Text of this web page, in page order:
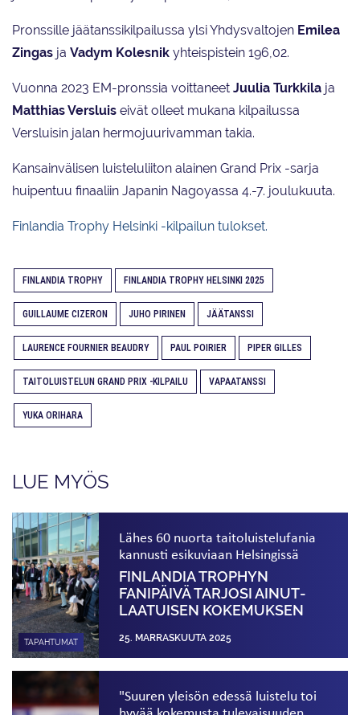
Pronssille jäätanssikilpailussa ylsi Yhdysvaltojen Emilea
Zingas ja Vadym Kolesnik yhteispistein 196,02.
Vuonna 2023 EM-pronssia voittaneet Juulia Turkkila ja
Matthias Versluis eivät olleet mukana kilpailussa
Versluisin jalan hermojuurivamman takia.
Kansainvälisen luisteluliiton alainen Grand Prix -sarja
huipentuu finaaliin Japanin Nagoyassa 4.-7. joulukuuta.
Finlandia Trophy Helsinki -kilpailun tulokset.
FINLANDIA TROPHY FINLANDIA TROPHY HELSINKI 2025
GUILLAUME CIZERON JUHO PIRINEN JÄÄTANSSI
LAURENCE FOURNIER BEAUDRY PAUL POIRIER PIPER GILLES
TAITOLUISTELUN GRAND PRIX -KILPAILU VAPAATANSSI
YUKA ORIHARA
LUE MYÖS
TAPAHTUMAT
Lähes 60 nuorta taitoluistelufania
kannusti esikuviaan Helsingissä
FINLANDIA TROPHYN
FANIPÄIVÄ TARJOSI AINUT­
LAATUISEN KOKEMUKSEN
25. MARRASKUUTA 2025
"Suuren yleisön edessä luistelu toi